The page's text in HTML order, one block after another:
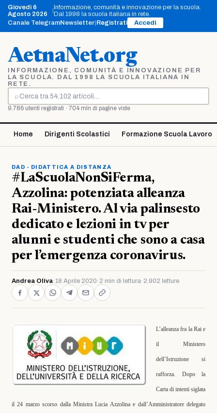
Vai
contenuto
Giovedì 6
Agosto 2026
Informazione, comunità e innovazione per la scuola.
Dal 1998 la scuola italiana in rete.
Canale TelegramNewsletter Registrati Accedi
AetnaNet.org
INFORMAZIONE, COMUNITÀ E INNOVAZIONE PER
LA SCUOLA. DAL 1998 LA SCUOLA ITALIANA IN
RETE.
⌕
Cerca
9.786 utenti registrati · 704 mln di pagine viste
Home Dirigenti Scolastici Formazione Scuola Lavoro
DAD - DIDATTICA A DISTANZA
#LaScuolaNonSiFerma,
Azzolina: potenziata alleanza
Rai-Ministero. Al via palinsesto
dedicato e lezioni in tv per
alunni e studenti che sono a casa
per l’emergenza coronavirus.
Andrea Oliva·18 Aprile 2020 · 2 min di lettura· 2.902 letture
L’alleanza fra la Rai e
il Ministero
dell’Istruzione si
rafforza. Dopo la
Carta di intenti siglata
il 24 marzo scorso dalla MinistraLucia Azzolinae dall’Amministratore delegato